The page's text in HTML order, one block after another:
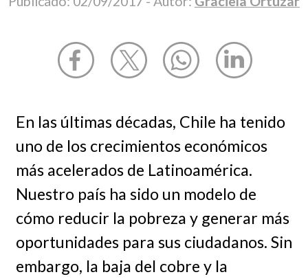
En las últimas décadas, Chile ha tenido
uno de los crecimientos económicos
más acelerados de Latinoamérica.
Nuestro país ha sido un modelo de
cómo reducir la pobreza y generar más
oportunidades para sus ciudadanos. Sin
embargo, la baja del cobre y la